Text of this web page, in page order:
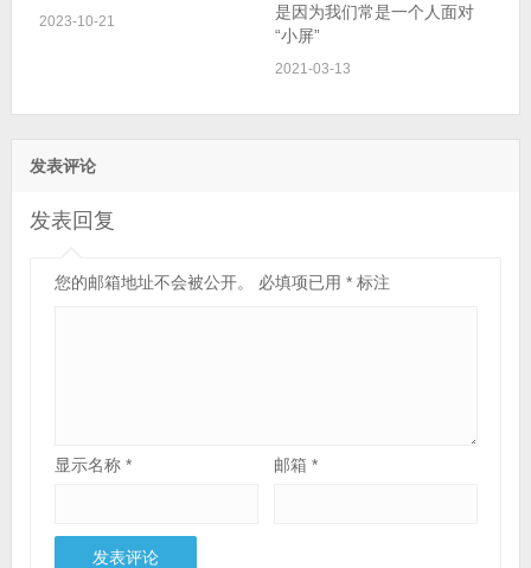
2023-10-21
是因为我们常是一个人面对
“小屏”
2021-03-13
发表评论
发表回复
您的邮箱地址不会被公开。 必填项已用 *标注
显示名称 * 邮箱*